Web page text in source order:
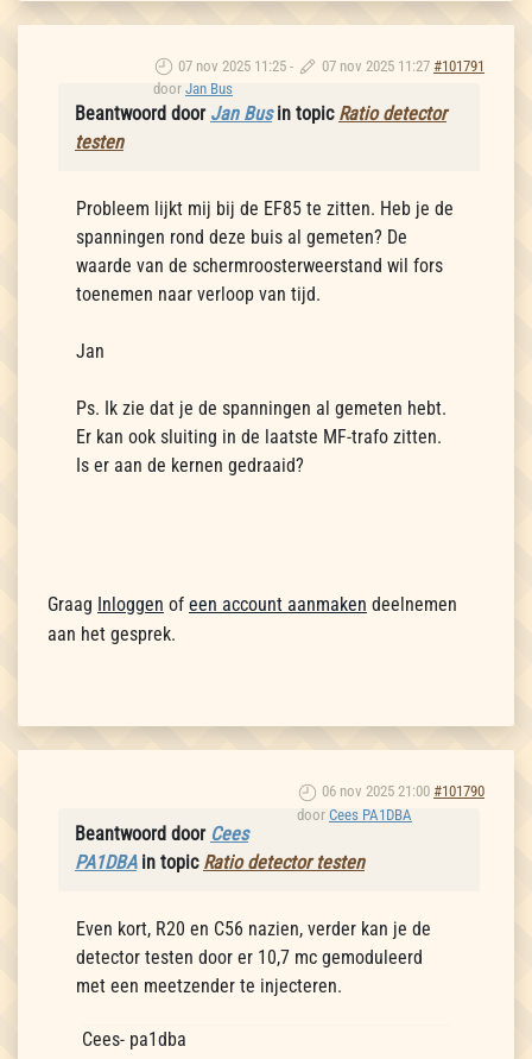
07 nov 2025 11:25 - 07 nov 2025 11:27 #101791
door Jan Bus
Beantwoord door Jan Busin topic Ratio detector
testen
Probleem lijkt mij bij de EF85 te zitten. Heb je de
spanningen rond deze buis al gemeten? De
waarde van de schermroosterweerstand wil fors
toenemen naar verloop van tijd.
Jan
Ps. Ik zie dat je de spanningen al gemeten hebt.
Er kan ook sluiting in de laatste MF-trafo zitten.
Is er aan de kernen gedraaid?
Graag Inloggen of een account aanmaken deelnemen
aan het gesprek.
06 nov 2025 21:00 #101790
door Cees PA1DBA
Beantwoord door Cees
PA1DBAin topic Ratio detector testen
Even kort, R20 en C56 nazien, verder kan je de
detector testen door er 10,7 mc gemoduleerd
met een meetzender te injecteren.
Cees- pa1dba